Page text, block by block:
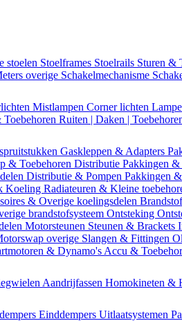
stoelen Stoelframes Stoelrails Sturen &
overige Schakelmechanisme
Mistlampen Corner lichten
Ruiten | Daken |
Gaskleppen & Adapters
& Toebehoren Distributie Pakkingen &
Distributie & Pompen Pakkingen
Koeling Radiateuren & Kleine
& Overige koelingsdelen
brandstofsysteem Ontsteking
Motorsteunen Steunen & Brackets
overige Slangen & Fittingen
& Dynamo's Accu &
Aandrijfassen Homokineten &
Einddempers Uitlaatsystemen